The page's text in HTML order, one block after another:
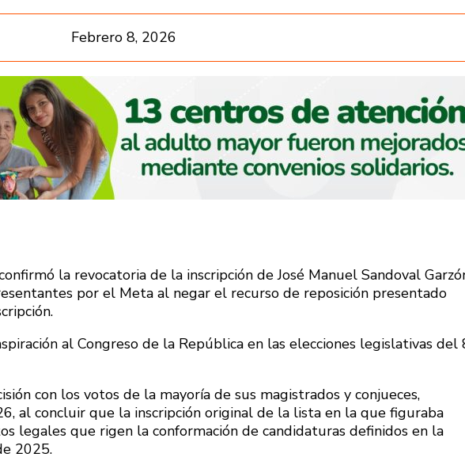
Febrero 8, 2026
la revocatoria de la inscripción de José Manuel Sandoval
por el Meta al negar el recurso de reposición presentado
al Congreso de la República en las elecciones legislativas del
con los votos de la mayoría de sus magistrados y conjueces,
al concluir que la inscripción original de la lista en la que figuraba
legales que rigen la conformación de candidaturas definidos en la
2025.